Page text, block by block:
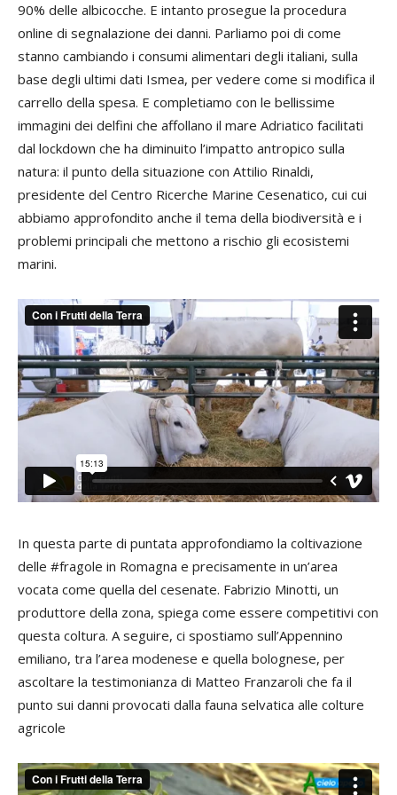
90% delle albicocche. E intanto prosegue la procedura
online di segnalazione dei danni. Parliamo poi di come
stanno cambiando i consumi alimentari degli italiani, sulla
base degli ultimi dati Ismea, per vedere come si modifica il
carrello della spesa. E completiamo con le bellissime
immagini dei delfini che affollano il mare Adriatico facilitati
dal lockdown che ha diminuito l’impatto antropico sulla
natura: il punto della situazione con Attilio Rinaldi,
presidente del Centro Ricerche Marine Cesenatico, cui cui
abbiamo approfondito anche il tema della biodiversità e i
problemi principali che mettono a rischio gli ecosistemi
marini.
In questa parte di puntata approfondiamo la coltivazione
delle #fragole in Romagna e precisamente in un’area
vocata come quella del cesenate. Fabrizio Minotti, un
produttore della zona, spiega come essere competitivi con
questa coltura. A seguire, ci spostiamo sull’Appennino
emiliano, tra l’area modenese e quella bolognese, per
ascoltare la testimonianza di Matteo Franzaroli che fa il
punto sui danni provocati dalla fauna selvatica alle colture
agricole